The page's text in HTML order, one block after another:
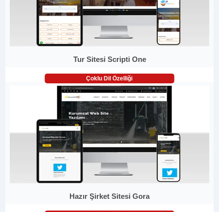
Tur Sitesi Scripti One
Çoklu Dil Özelliği
Hazır Şirket Sitesi Gora